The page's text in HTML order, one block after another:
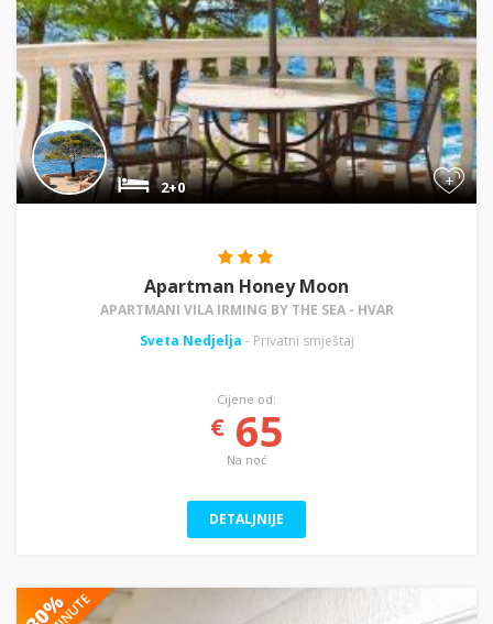
+
2+0
Apartman Honey Moon
APARTMANI VILA IRMING BY THE SEA - HVAR
Sveta Nedjelja - Privatni smještaj
Cijene od:
€65
Na noć
DETALJNIJE